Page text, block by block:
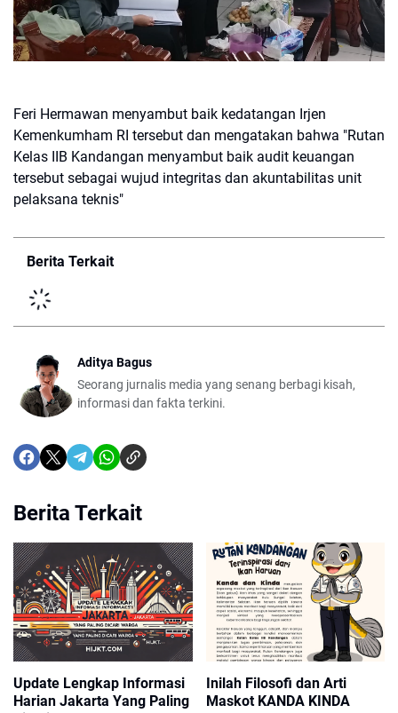
Feri Hermawan menyambut baik kedatangan Irjen
Kemenkumham RI tersebut dan mengatakan bahwa "Rutan
Kelas IIB Kandangan menyambut baik audit keuangan
tersebut sebagai wujud integritas dan akuntabilitas unit
pelaksana teknis"
Berita Terkait
Aditya Bagus
Seorang jurnalis media yang senang berbagi kisah,
informasi dan fakta terkini.
Berita Terkait
Update Lengkap Informasi
Harian Jakarta Yang Paling
Inilah Filosofi dan Arti
Maskot KANDA KINDA